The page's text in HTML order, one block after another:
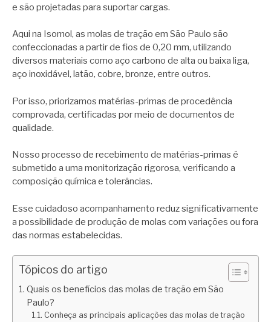
e são projetadas para suportar cargas.
Aqui na Isomol, as molas de tração em São Paulo são
confeccionadas a partir de fios de 0,20 mm, utilizando
diversos materiais como aço carbono de alta ou baixa liga,
aço inoxidável, latão, cobre, bronze, entre outros.
Por isso, priorizamos matérias-primas de procedência
comprovada, certificadas por meio de documentos de
qualidade.
Nosso processo de recebimento de matérias-primas é
submetido a uma monitorização rigorosa, verificando a
composição química e tolerâncias.
Esse cuidadoso acompanhamento reduz significativamente
a possibilidade de produção de molas com variações ou fora
das normas estabelecidas.
Tópicos do artigo
Quais os benefícios das molas de tração em São
Paulo?
Conheça as principais aplicações das molas de tração